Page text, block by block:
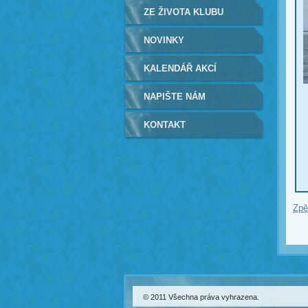
ZE ŽIVOTA KLUBU
NOVINKY
KALENDÁŘ AKCÍ
NAPIŠTE NÁM
KONTAKT
© 2011 Všechna práva vyhrazena.